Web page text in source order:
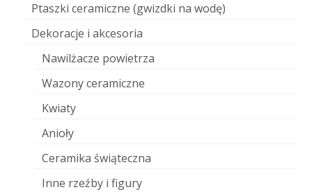
Ptaszki ceramiczne (gwizdki na wodę)
Dekoracje i akcesoria
Nawilżacze powietrza
Wazony ceramiczne
Kwiaty
Anioły
Ceramika świąteczna
Inne rzeźby i figury